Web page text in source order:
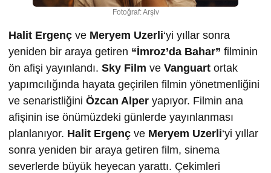
Fotoğraf: Arşiv
Halit Ergenç ve Meryem Uzerli‘yi yıllar sonra
yeniden bir araya getiren “İmroz’da Bahar” filminin
ön afişi yayınlandı. Sky Film ve Vanguart ortak
yapımcılığında hayata geçirilen filmin yönetmenliğini
ve senaristliğini Özcan Alper yapıyor. Filmin ana
afişinin ise önümüzdeki günlerde yayınlanması
planlanıyor. Halit Ergenç ve Meryem Uzerli‘yi yıllar
sonra yeniden bir araya getiren film, sinema
severlerde büyük heyecan yarattı. Çekimleri